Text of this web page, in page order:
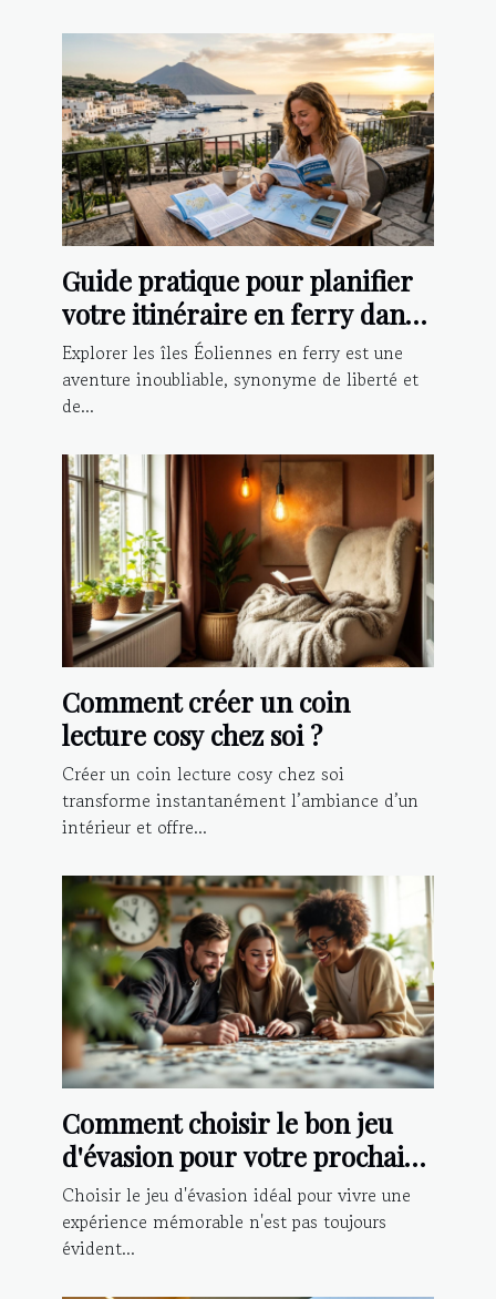
Guide pratique pour planifier
votre itinéraire en ferry dans
les îles Éoliennes
Explorer les îles Éoliennes en ferry est une
aventure inoubliable, synonyme de liberté et
de...
Comment créer un coin
lecture cosy chez soi ?
Créer un coin lecture cosy chez soi
transforme instantanément l’ambiance d’un
intérieur et offre...
Comment choisir le bon jeu
d'évasion pour votre prochaine
aventure ?
Choisir le jeu d'évasion idéal pour vivre une
expérience mémorable n'est pas toujours
évident...